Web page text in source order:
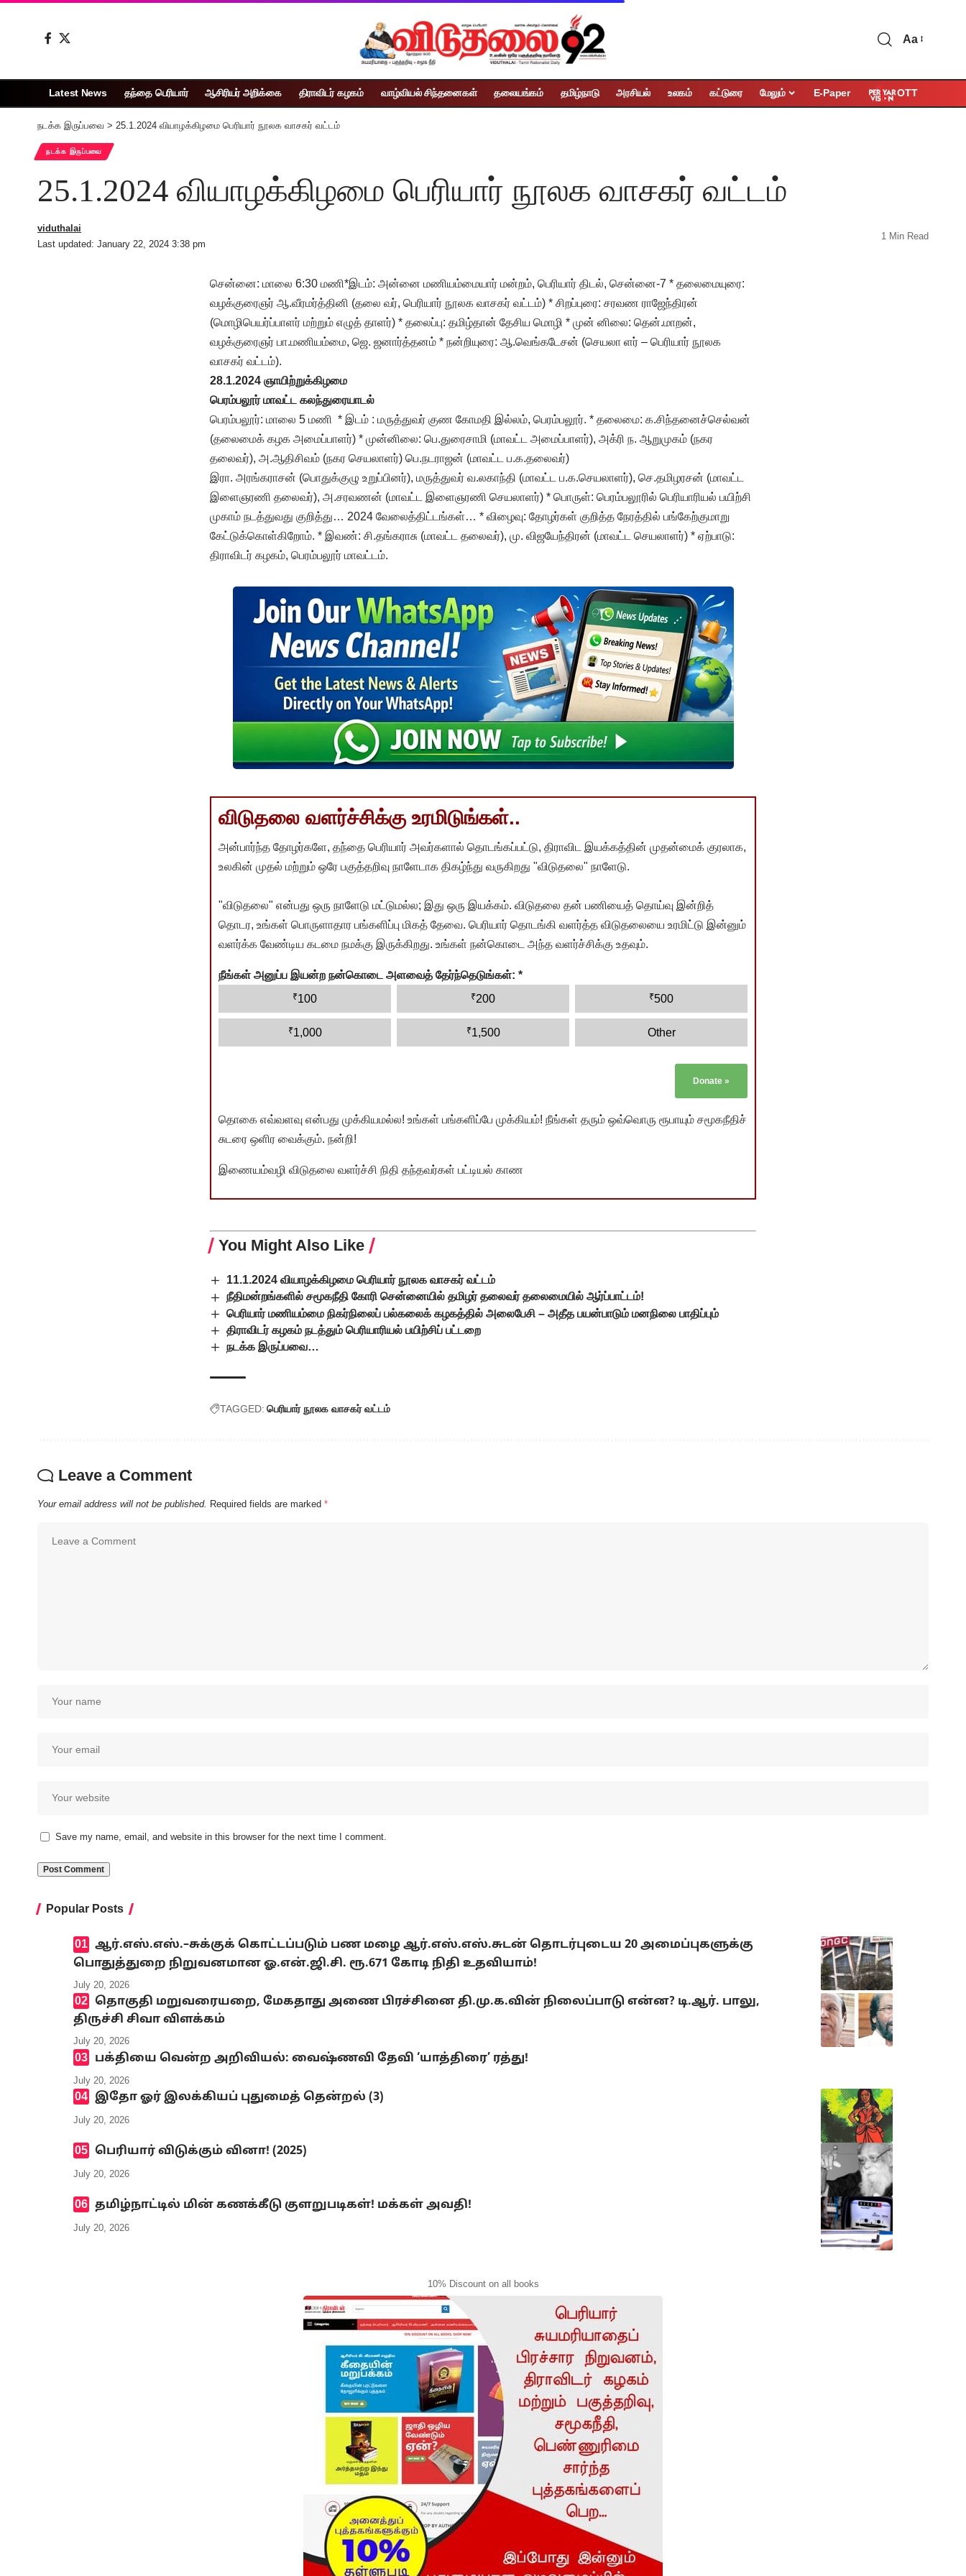
Aa
Latest News தந்தை பெரியார் ஆசிரியர் அறிக்கை திராவிடர் கழகம் வாழ்வியல் சிந்தனைகள் தலையங்கம் தமிழ்நாடு அரசியல் உலகம் கட்டுரை மேலும் E-Paper OTT
நடக்க இருப்பவை > 25.1.2024 வியாழக்கிழமை பெரியார் நூலக வாசகர் வட்டம்
நடக்க இருப்பவை
25.1.2024 வியாழக்கிழமை பெரியார் நூலக வாசகர் வட்டம்
Last updated: January 22, 2024 3:38 pm
viduthalai
1 Min Read
சென்னை: மாலை 6:30 மணி*இடம்: அன்னை மணியம்மையார் மன்றம், பெரியார் திடல், சென்னை-7 * தலைமையுரை:
வழக்குரைஞர் ஆ.வீரமர்த்தினி (தலை வர், பெரியார் நூலக வாசகர் வட்டம்) * சிறப்புரை: சரவண ராஜேந்திரன்
(மொழிபெயர்ப்பாளர் மற்றும் எழுத் தாளர்) * தலைப்பு: தமிழ்தான் தேசிய மொழி * முன் னிலை: தென்.மாறன்,
வழக்குரைஞர் பா.மணியம்மை, ஜெ. ஜனார்த்தனம் * நன்றியுரை: ஆ.வெங்கடேசன் (செயலா ளர் – பெரியார் நூலக
வாசகர் வட்டம்).
28.1.2024 ஞாயிற்றுக்கிழமை
பெரம்பலூர் மாவட்ட கலந்துரையாடல்
பெரம்பலூர்: மாலை 5 மணி * இடம் : மருத்துவர் குண கோமதி இல்லம், பெரம்பலூர். * தலைமை: க.சிந்தனைச்செல்வன்
(தலைமைக் கழக அமைப்பாளர்) * முன்னிலை: பெ.துரைசாமி (மாவட்ட அமைப்பாளர்), அக்ரி ந. ஆறுமுகம் (நகர
தலைவர்), அ.ஆதிசிவம் (நகர செயலாளர்) பெ.நடராஜன் (மாவட்ட ப.க.தலைவர்)
இரா. அரங்கராசன் (பொதுக்குழு உறுப்பினர்), மருத்துவர் வ.லகாந்தி (மாவட்ட ப.க.செயலாளர்), செ.தமிழரசன் (மாவட்ட
இளைஞரணி தலைவர்), அ.சரவணன் (மாவட்ட இளைஞரணி செயலாளர்) * பொருள்: பெரம்பலூரில் பெரியாரியல் பயிற்சி
முகாம் நடத்துவது குறித்து… 2024 வேலைத்திட்டங்கள்… * விழைவு: தோழர்கள் குறித்த நேரத்தில் பங்கேற்குமாறு
கேட்டுக்கொள்கிறோம். * இவண்: சி.தங்கராசு (மாவட்ட தலைவர்), மு. விஜயேந்திரன் (மாவட்ட செயலாளர்) * ஏற்பாடு:
திராவிடர் கழகம், பெரம்பலூர் மாவட்டம்.
விடுதலை வளர்ச்சிக்கு உரமிடுங்கள்..
அன்பார்ந்த தோழர்களே, தந்தை பெரியார் அவர்களால் தொடங்கப்பட்டு, திராவிட இயக்கத்தின் முதன்மைக் குரலாக,
உலகின் முதல் மற்றும் ஒரே பகுத்தறிவு நாளேடாக திகழ்ந்து வருகிறது "விடுதலை" நாளேடு.
"விடுதலை" என்பது ஒரு நாளேடு மட்டுமல்ல; இது ஒரு இயக்கம். விடுதலை தன் பணியைத் தொய்வு இன்றித்
தொடர, உங்கள் பொருளாதார பங்களிப்பு மிகத் தேவை. பெரியார் தொடங்கி வளர்த்த விடுதலையை உரமிட்டு இன்னும்
வளர்க்க வேண்டிய கடமை நமக்கு இருக்கிறது. உங்கள் நன்கொடை அந்த வளர்ச்சிக்கு உதவும்.
நீங்கள் அனுப்ப இயன்ற நன்கொடை அளவைத் தேர்ந்தெடுங்கள்: *
₹100 ₹200 ₹500
₹1,000 ₹1,500 Other
Donate »
தொகை எவ்வளவு என்பது முக்கியமல்ல! உங்கள் பங்களிப்பே முக்கியம்! நீங்கள் தரும் ஒவ்வொரு ரூபாயும் சமூகநீதிச்
சுடரை ஒளிர வைக்கும். நன்றி!
இணையம்வழி விடுதலை வளர்ச்சி நிதி தந்தவர்கள் பட்டியல் காண
You Might Also Like
11.1.2024 வியாழக்கிழமை பெரியார் நூலக வாசகர் வட்டம்
நீதிமன்றங்களில் சமூகநீதி கோரி சென்னையில் தமிழர் தலைவர் தலைமையில் ஆர்ப்பாட்டம்!
பெரியார் மணியம்மை நிகர்நிலைப் பல்கலைக் கழகத்தில் அலைபேசி – அதீத பயன்பாடும் மனநிலை பாதிப்பும்
திராவிடர் கழகம் நடத்தும் பெரியாரியல் பயிற்சிப் பட்டறை
நடக்க இருப்பவை…
TAGGED: பெரியார் நூலக வாசகர் வட்டம்
Leave a Comment
Your email address will not be published. Required fields are marked *
Save my name, email, and website in this browser for the next time I comment.
Popular Posts
ஆர்.எஸ்.எஸ்.–சுக்குக் கொட்டப்படும் பண மழை ஆர்.எஸ்.எஸ்.சுடன் தொடர்புடைய 20 அமைப்புகளுக்கு
பொதுத்துறை நிறுவனமான ஓ.என்.ஜி.சி. ரூ.671 கோடி நிதி உதவியாம்!
July 20, 2026
தொகுதி மறுவரையறை, மேகதாது அணை பிரச்சினை தி.மு.க.வின் நிலைப்பாடு என்ன? டி.ஆர். பாலு,
திருச்சி சிவா விளக்கம்
July 20, 2026
பக்தியை வென்ற அறிவியல்: வைஷ்ணவி தேவி ‘யாத்திரை’ ரத்து!
July 20, 2026
இதோ ஓர் இலக்கியப் புதுமைத் தென்றல் (3)
July 20, 2026
பெரியார் விடுக்கும் வினா! (2025)
July 20, 2026
தமிழ்நாட்டில் மின் கணக்கீடு குளறுபடிகள்! மக்கள் அவதி!
July 20, 2026
10% Discount on all books